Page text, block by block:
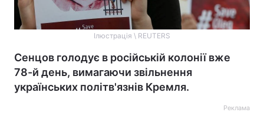
Ілюстрація \ REUTERS
Сенцов голодує в російській колонії вже
78-й день, вимагаючи звільнення
українських політв'язнів Кремля.
Реклама